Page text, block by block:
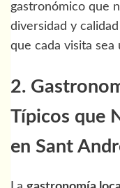
gastronómico que
diversidad y
que cada visita sea
2.
Típicos que
en Sant